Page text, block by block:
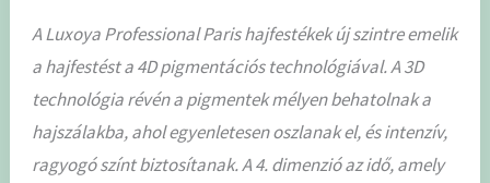
A Luxoya Professional Paris hajfestékek új szintre emelik
a hajfestést a 4D pigmentációs technológiával. A 3D
technológia révén a pigmentek mélyen behatolnak a
hajszálakba, ahol egyenletesen oszlanak el, és intenzív,
ragyogó színt biztosítanak. A 4. dimenzió az idő, amely